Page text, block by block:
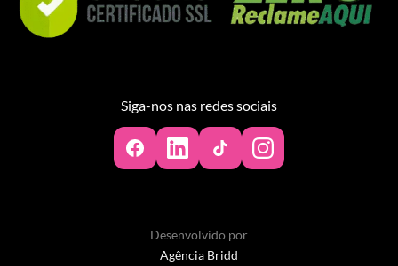
Siga-nos nas redes sociais
Desenvolvido por
Agência Bridd